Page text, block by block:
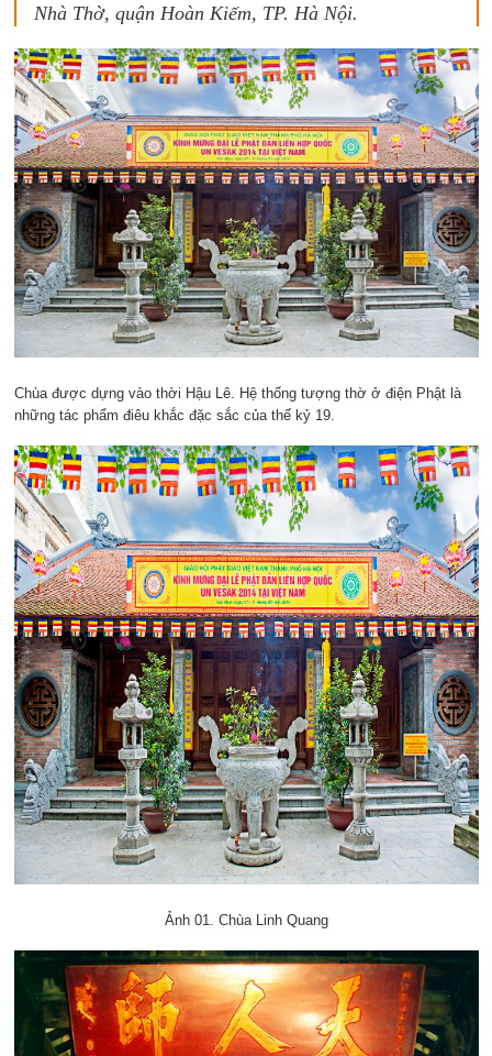
Nhà Thờ, quận Hoàn Kiếm, TP. Hà Nội.
Chùa được dựng vào thời Hậu Lê. Hệ thống tượng thờ ở điện Phật là
những tác phẩm điêu khắc đặc sắc của thế kỷ 19.
Ảnh 01. Chùa Linh Quang